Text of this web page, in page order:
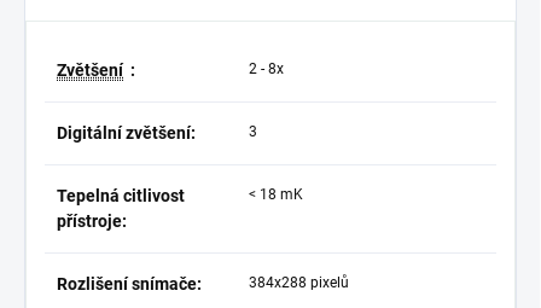
Zvětšení: 2 - 8x
Digitální zvětšení: 3
Tepelná citlivost
přístroje:
< 18 mK
Rozlišení snímače: 384x288 pixelů